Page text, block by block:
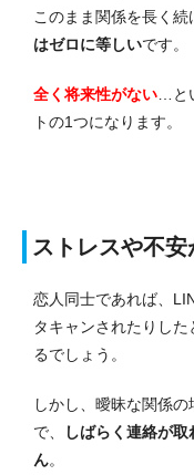
このまま関係を長く続
はゼロに等しいです。
全く将来性がない…と
トの1つになります。
ストレスや不安
恋人同士であれば、
タキャンされたりし
るでしょう。
しかし、曖昧な関係
で、
しばらく連絡が
ん。